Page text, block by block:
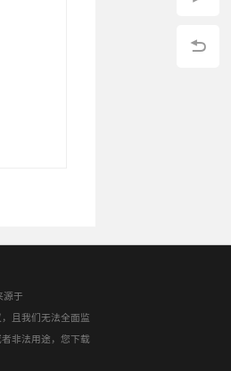
源于
且我们无法全面监
非法用途，您下载